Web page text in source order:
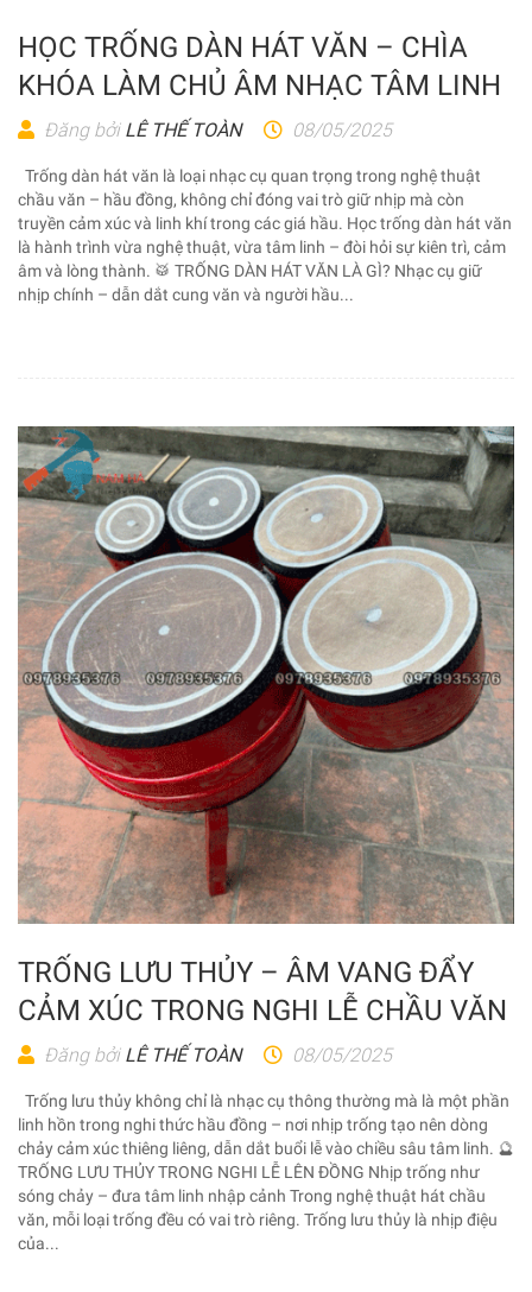
HỌC TRỐNG DÀN HÁT VĂN – CHÌA
KHÓA LÀM CHỦ ÂM NHẠC TÂM LINH
Đăng bởi LÊ THẾ TOÀN 08/05/2025
Trống dàn hát văn là loại nhạc cụ quan trọng trong nghệ thuật
chầu văn – hầu đồng, không chỉ đóng vai trò giữ nhịp mà còn
truyền cảm xúc và linh khí trong các giá hầu. Học trống dàn hát văn
là hành trình vừa nghệ thuật, vừa tâm linh – đòi hỏi sự kiên trì, cảm
âm và lòng thành. 🥁 TRỐNG DÀN HÁT VĂN LÀ GÌ? Nhạc cụ giữ
nhịp chính – dẫn dắt cung văn và người hầu...
TRỐNG LƯU THỦY – ÂM VANG ĐẨY
CẢM XÚC TRONG NGHI LỄ CHẦU VĂN
Đăng bởi LÊ THẾ TOÀN 08/05/2025
Trống lưu thủy không chỉ là nhạc cụ thông thường mà là một phần
linh hồn trong nghi thức hầu đồng – nơi nhịp trống tạo nên dòng
chảy cảm xúc thiêng liêng, dẫn dắt buổi lễ vào chiều sâu tâm linh. 🔮
TRỐNG LƯU THỦY TRONG NGHI LỄ LÊN ĐỒNG Nhịp trống như
sóng chảy – đưa tâm linh nhập cảnh Trong nghệ thuật hát chầu
văn, mỗi loại trống đều có vai trò riêng. Trống lưu thủy là nhịp điệu
của...